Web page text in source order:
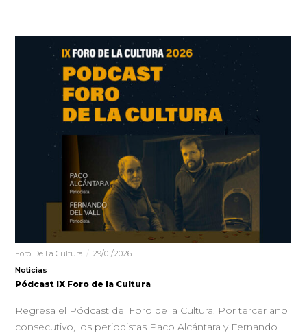
Foro De La Cultura
29/01/2026
Noticias
Pódcast IX Foro de la Cultura
Regresa el Pódcast del Foro de la Cultura. Por tercer año
consecutivo, los periodistas Paco Alcántara y Fernando